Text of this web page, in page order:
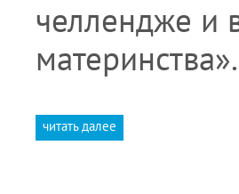
челлендже и
читать далее